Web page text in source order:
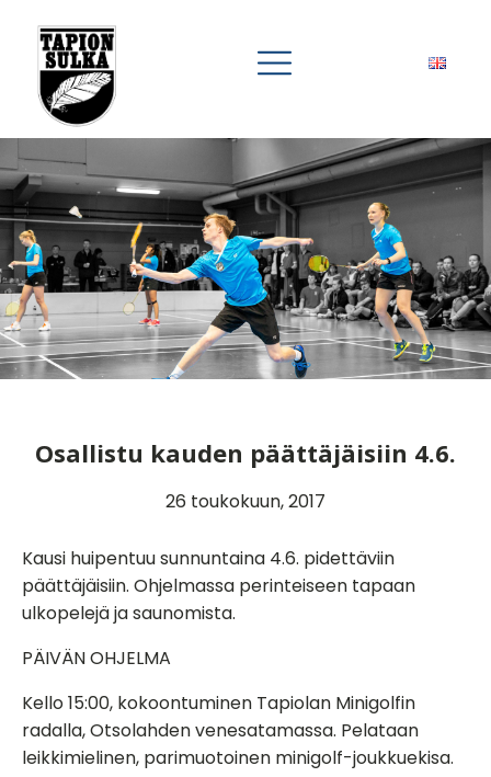
Osallistu kauden päättäjäisiin 4.6.
26 toukokuun, 2017
Kausi huipentuu sunnuntaina 4.6. pidettäviin
päättäjäisiin. Ohjelmassa perinteiseen tapaan
ulkopelejä ja saunomista.
PÄIVÄN OHJELMA
Kello 15:00, kokoontuminen Tapiolan Minigolfin
radalla, Otsolahden venesatamassa. Pelataan
leikkimielinen, parimuotoinen minigolf-joukkuekisa.